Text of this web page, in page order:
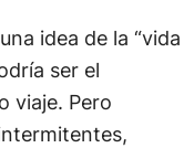
idea de la “vida
ser el
viaje. Pero